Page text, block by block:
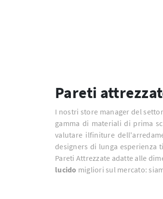
Pareti
I nostri store manager del
gamma di materiali di prima
valutare ilfiniture
designers di lunga esperienza
Pareti Attrezzate adatte alle
lucido migliori sul mercato: